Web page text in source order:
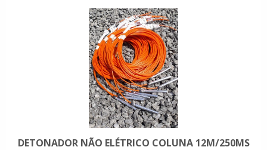
DETONADOR NÃO ELÉTRICO COLUNA 12M/250MS